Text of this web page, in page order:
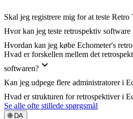
Skal jeg registrere mig for at teste Retro
Hvor kan jeg teste retrospektiv software
Hvordan kan jeg købe Echometer's
Hvad er forskellen mellem det
softwaren?
Kan jeg udpege flere administratorer i
Hvad er strukturen for retrospektiver i
Se alle ofte stillede spørgsmål
🌐 DA